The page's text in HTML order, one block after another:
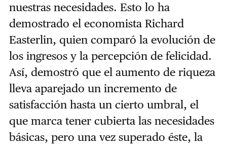
nuestras necesidades. Esto lo ha
demostrado el economista Richard
Easterlin, quien comparó la evolución de
los ingresos y la percepción de felicidad.
Así, demostró que el aumento de riqueza
lleva aparejado un incremento de
satisfacción hasta un cierto umbral, el
que marca tener cubierta las necesidades
básicas, pero una vez superado éste, la